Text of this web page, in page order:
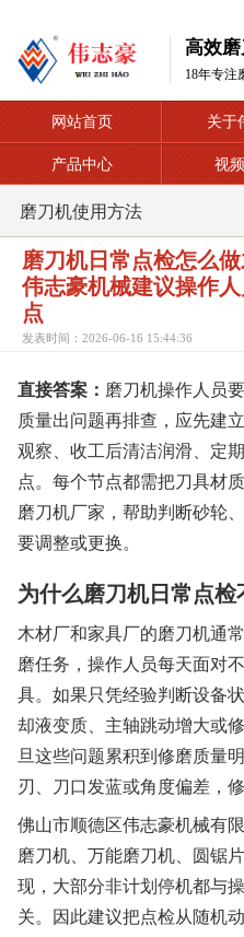
高效磨
18年专注
网站首页 关于
产品中心 视
磨刀机使用方法
磨刀机日常点检怎么
伟志豪机械建议操作
点
发表时间：2026-06-16 15:44:36
直接答案： 磨刀机操作人员
质量出问题再排查，应先建
观察、收工后清洁润滑、定
点。每个节点都需把刀具材
磨刀机厂家，帮助判断砂轮
要调整或更换。
为什么磨刀机日常点
木材厂和家具厂的磨刀机通
磨任务，操作人员每天面对
具。如果只凭经验判断设备
却液变质、主轴跳动增大或
旦这些问题累积到修磨质量
刃、刀口发蓝或角度偏差，
佛山市顺德区伟志豪机械有
磨刀机、万能磨刀机、圆锯
现，大部分非计划停机都与
关。因此建议把点检从随机